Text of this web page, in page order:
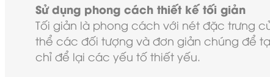
Sử dụng phong cách thiết kế tối giản
Tối giản là phong cách với nét đặc trưng
thể các đối tượng và đơn giản chúng để
chỉ để lại các yếu tố thiết yếu.